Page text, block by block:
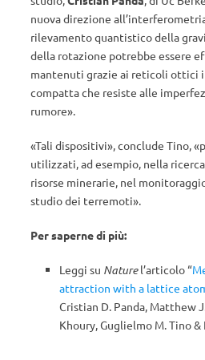
nuova direzione
rilevamento quantistico della
della rotazione potrebbe essere
mantenuti grazie ai reticoli ottici
compatta che resiste alle
rumore».
«Tali dispositivi», conclude Tino,
utilizzati, ad esempio, nella
risorse minerarie, nel
studio dei terremoti».
Per saperne di più:
Leggi su Naturel’articolo “
attraction with a lattice
Cristian D. Panda, Matthew
Khoury, Guglielmo M. Tino